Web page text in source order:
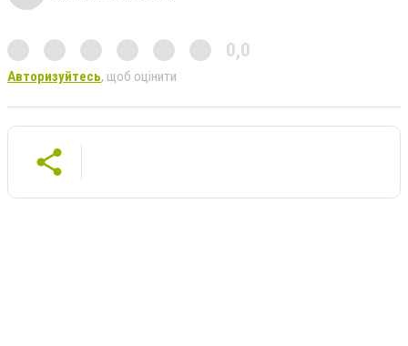
0,0
Авторизуйтесь, щоб оцінити